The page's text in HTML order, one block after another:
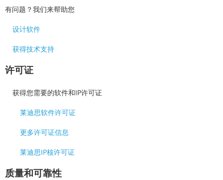
有问题？我们来帮助您
设计软件
获得技术支持
许可证
获得您需要的软件和IP许可证
莱迪思软件许可证
更多许可证信息
莱迪思IP核许可证
质量和可靠性